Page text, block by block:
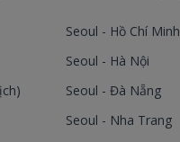
Seoul - Hồ Chí Minh
Seoul - Hà Nội
Seoul - Đà Nẵng
Seoul - Nha Trang